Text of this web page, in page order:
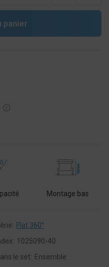
panier
Montage bas
Flat 360°
1025090-40
le set: Ensemble